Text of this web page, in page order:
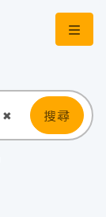
開
✖ 清空輸入
搜尋